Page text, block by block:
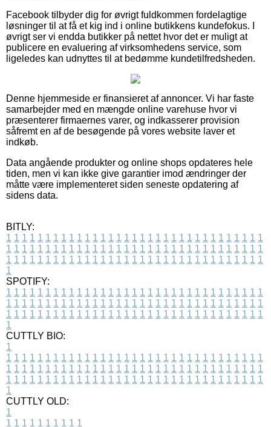
Facebook tilbyder dig for øvrigt fuldkommen fordelagtige
løsninger til at få et kig ind i online butikkens kundefokus. I
øvrigt ser vi endda butikker på nettet hvor det er muligt at
publicere en evaluering af virksomhedens service, som
ligeledes kan udnyttes til at bedømme kundetilfredsheden.
Denne hjemmeside er finansieret af annoncer. Vi har faste
samarbejder med en mængde online varehuse hvor vi
præsenterer firmaernes varer, og indkasserer provision
såfremt en af de besøgende på vores website laver et
indkøb.
Data angående produkter og online shops opdateres hele
tiden, men vi kan ikke give garantier imod ændringer der
måtte være implementeret siden seneste opdatering af
sidens data.
BITLY:
1 1 1 1 1 1 1 1 1 1 1 1 1 1 1 1 1 1 1 1 1 1 1 1 1 1 1 1 1 1 1 1 1
1 1 1 1 1 1 1 1 1 1 1 1 1 1 1 1 1 1 1 1 1 1 1 1 1 1 1 1 1 1 1 1 1
1 1 1 1 1 1 1 1 1 1 1 1 1 1 1 1 1 1 1 1 1 1 1 1 1 1 1 1 1 1 1 1 1
1
SPOTIFY:
1 1 1 1 1 1 1 1 1 1 1 1 1 1 1 1 1 1 1 1 1 1 1 1 1 1 1 1 1 1 1 1 1
1 1 1 1 1 1 1 1 1 1 1 1 1 1 1 1 1 1 1 1 1 1 1 1 1 1 1 1 1 1 1 1 1
1 1 1 1 1 1 1 1 1 1 1 1 1 1 1 1 1 1 1 1 1 1 1 1 1 1 1 1 1 1 1 1 1
1
CUTTLY BIO:
1
1 1 1 1 1 1 1 1 1 1 1 1 1 1 1 1 1 1 1 1 1 1 1 1 1 1 1 1 1 1 1 1 1
1 1 1 1 1 1 1 1 1 1 1 1 1 1 1 1 1 1 1 1 1 1 1 1 1 1 1 1 1 1 1 1 1
1 1 1 1 1 1 1 1 1 1 1 1 1 1 1 1 1 1 1 1 1 1 1 1 1 1 1 1 1 1 1 1 1
1
CUTTLY OLD:
1
1 1 1 1 1 1 1 1 1 1